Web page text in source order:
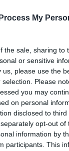
My
the sale, sharing to
or sensitive
please use the
Please
you may
on personal
disclosed to
opt-out of
information by
participants. This
korábbi
drónra, a
az
és az
alapok
.
eltér